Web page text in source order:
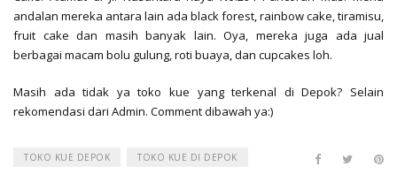
andalan mereka antara lain ada black forest, rainbow cake, tiramisu,
fruit cake dan masih banyak lain. Oya, mereka juga ada jual
berbagai macam bolu gulung, roti buaya, dan cupcakes loh.
Masih ada tidak ya toko kue yang terkenal di Depok? Selain
rekomendasi dari Admin. Comment dibawah ya:)
TOKO KUE DEPOK TOKO KUE DI DEPOK